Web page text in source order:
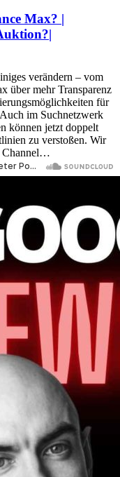
Max? |
verändern – vom
über mehr Transparenz
für
im Suchnetzwerk
können jetzt doppelt
zu verstoßen. Wir
Channel…